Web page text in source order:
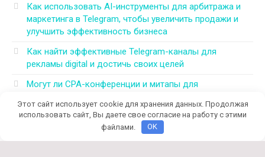
Как использовать AI-инструменты для арбитража и
маркетинга в Telegram, чтобы увеличить продажи и
улучшить эффективность бизнеса
Как найти эффективные Telegram-каналы для
рекламы digital и достичь своих целей
Могут ли CPA-конференции и митапы для
области
Этот сайт использует cookie для хранения данных. Продолжая
использовать сайт, Вы даете свое согласие на работу с этими
файлами.
OK